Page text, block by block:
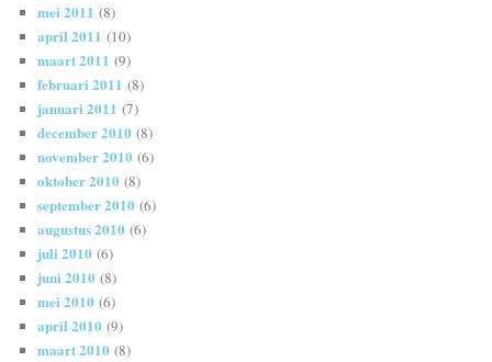
mei 2011 (8)
april 2011 (10)
maart 2011 (9)
februari 2011 (8)
januari 2011 (7)
december 2010 (8)
november 2010 (6)
oktober 2010 (8)
september 2010 (6)
augustus 2010 (6)
juli 2010 (6)
juni 2010 (8)
mei 2010 (6)
april 2010 (9)
maart 2010 (8)